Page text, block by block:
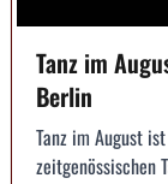
Tanz im
Berlin
Tanz im August
zeitgenössischen